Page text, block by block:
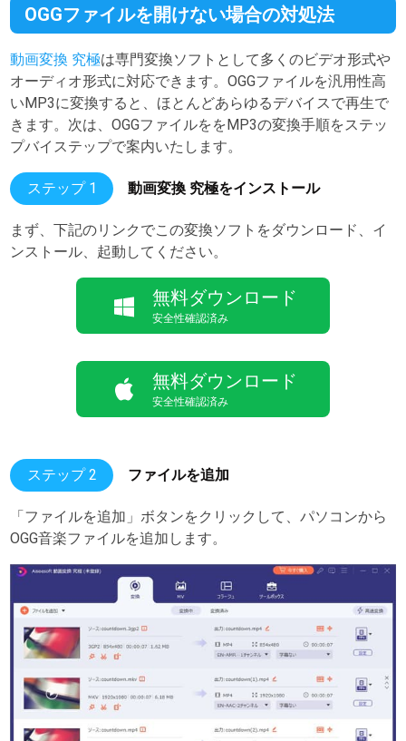
OGGファイルを開けない場合の対処法
動画変換 究極は専門変換ソフトとして多くのビデオ形式や
オーディオ形式に対応できます。OGGファイルを汎用性高
いMP3に変換すると、ほとんどあらゆるデバイスで再生で
きます。次は、OGGファイルををMP3の変換手順をステッ
プバイステップで案内いたします。
ステップ 1 動画変換 究極をインストール
まず、下記のリンクでこの変換ソフトをダウンロード、イ
ンストール、起動してください。
無料ダウンロード
安全性確認済み
無料ダウンロード
安全性確認済み
ステップ 2 ファイルを追加
「ファイルを追加」ボタンをクリックして、パソコンから
OGG音楽ファイルを追加します。